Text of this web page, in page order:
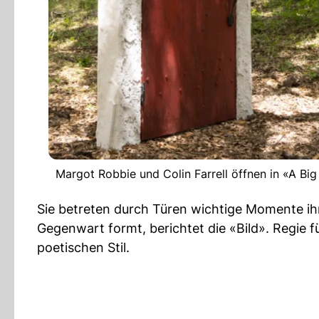
Margot Robbie und Colin Farrell öffnen in «A
Sie betreten durch Türen wichtige Momente
Gegenwart formt, berichtet die «Bild». Regie
poetischen Stil.